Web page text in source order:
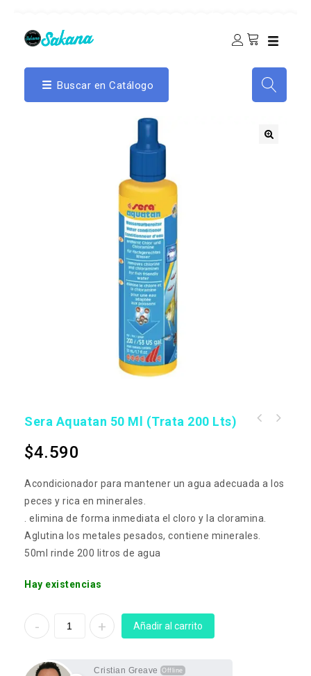
Buscar en Catálogo
Sera Aquatan 50 Ml (trata 200 Lts)
$4.590
Acondicionador para mantener un agua adecuada a los
peces y rica en minerales.
. elimina de forma inmediata el cloro y la cloramina.
Aglutina los metales pesados, contiene minerales.
50ml rinde 200 litros de agua
Hay existencias
Añadir al carrito
Cristian Greave Offline